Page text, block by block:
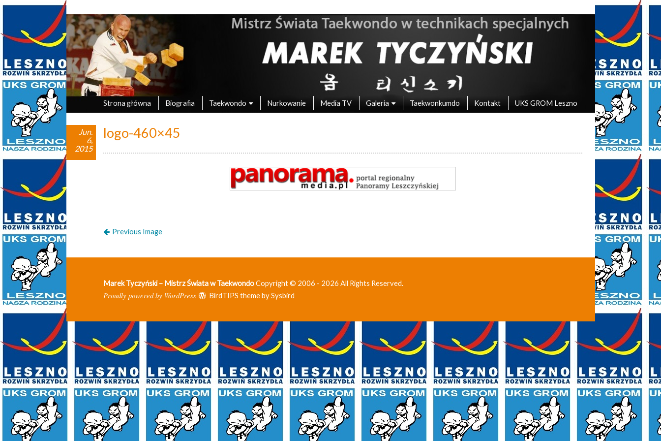
Marek Tyczyński – Mistrz Świata w Taekwondo
oficjalna strona UKS Grom Leszno
Strona główna Biografia Taekwondo Nurkowanie Media TV Galeria Taekwonkumdo Kontakt UKS GROM Leszno
logo-460×45
Jun.
6,
2015
Previous Image
Marek Tyczyński – Mistrz Świata w TaekwondoCopyright © 2006 - 2026 All Rights Reserved.
Proudly powered by WordPress BirdTIPS theme bySysbird